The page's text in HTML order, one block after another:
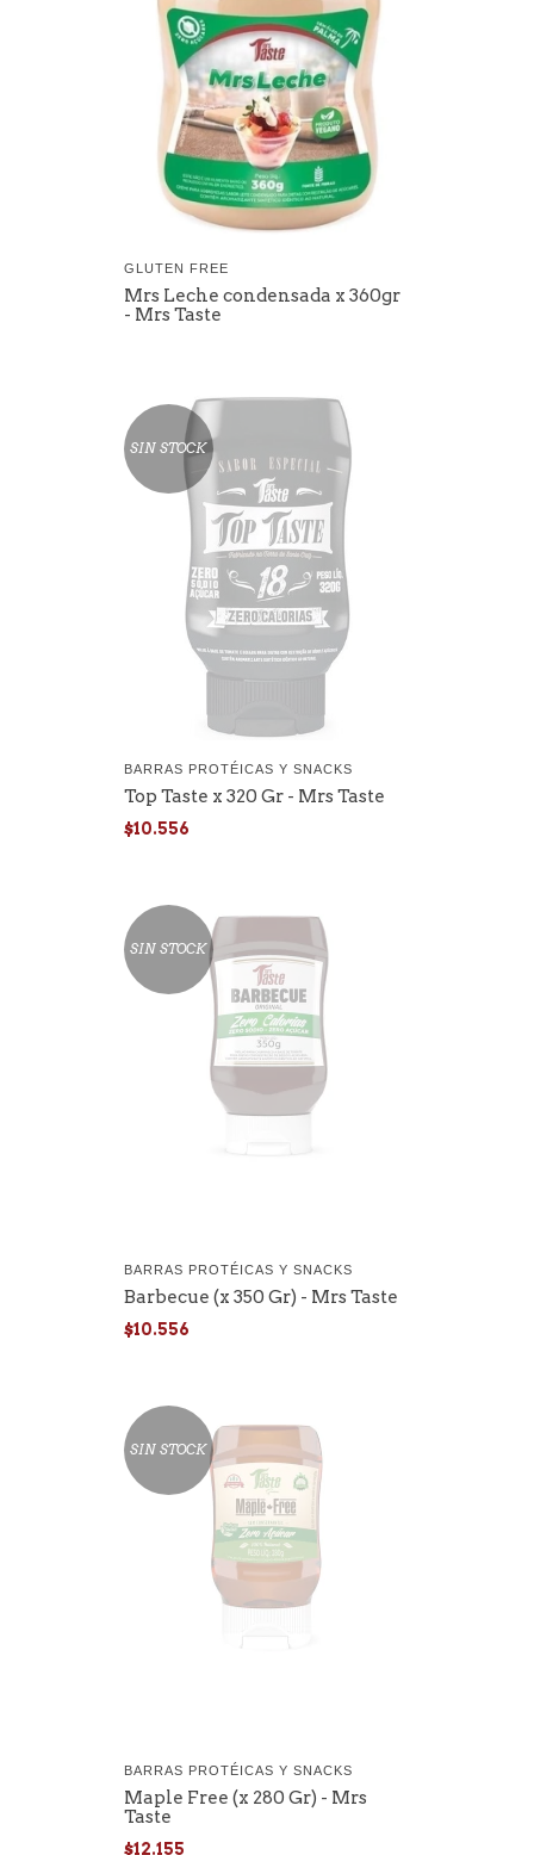
GLUTEN FREE
Mrs Leche condensada x 360gr
- Mrs Taste
SIN STOCK
BARRAS PROTÉICAS Y SNACKS
Top Taste x 320 Gr - Mrs Taste
$10.556
SIN STOCK
BARRAS PROTÉICAS Y SNACKS
Barbecue (x 350 Gr) - Mrs Taste
$10.556
SIN STOCK
BARRAS PROTÉICAS Y SNACKS
Maple Free (x 280 Gr) - Mrs
Taste
$12.155